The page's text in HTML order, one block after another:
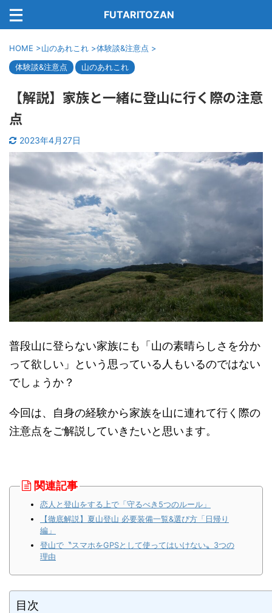
FUTARITOZAN
HOME >山のあれこれ >体験談&注意点 >
体験談&注意点
山のあれこれ
【解説】家族と一緒に登山に行く際の注意
点
2023年4月27日
普段山に登らない家族にも「山の素晴らしさを分か
って欲しい」という思っている人もいるのではない
でしょうか？
今回は、自身の経験から家族を山に連れて行く際の
注意点をご解説していきたいと思います。
関連記事
恋人と登山をする上で「守るべき5つのルール」
【徹底解説】夏山登山 必要装備一覧&選び方「日帰り
編」
登山で〝スマホをGPSとして使ってはいけない〟3つの
理由
目次